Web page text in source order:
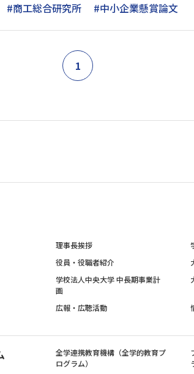
#商工総合研究所 #中小企業懸賞論文
1
理事長挨拶
役員・役職者紹介
学校法人中央大学 中長期事業計
画
広報・広聴活動
全学連携教育機構（全学的教育プ
ログラム）